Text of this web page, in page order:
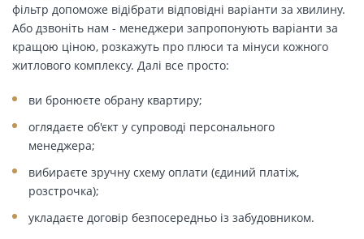
фільтр допоможе відібрати відповідні варіанти за хвилину.
Або дзвоніть нам - менеджери запропонують варіанти за
кращою ціною, розкажуть про плюси та мінуси кожного
житлового комплексу. Далі все просто:
ви бронюєте обрану квартиру;
оглядаєте об'єкт у супроводі персонального
менеджера;
вибираєте зручну схему оплати (єдиний платіж,
розстрочка);
укладаєте договір безпосередньо із забудовником.